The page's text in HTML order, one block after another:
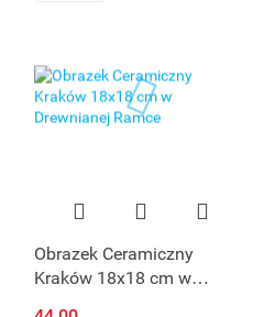
Obrazek Ceramiczny
Kraków 18x18 cm w